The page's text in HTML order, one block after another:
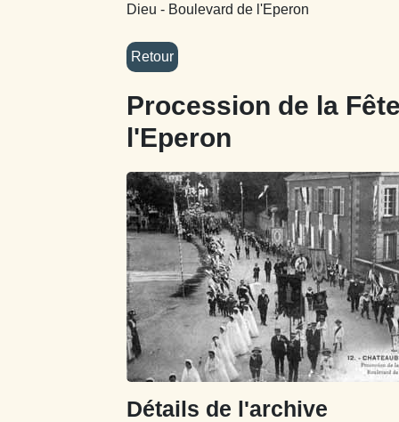
Dieu - Boulevard de l'Eperon
Procession de la
l'Eperon
Détails de l'archive